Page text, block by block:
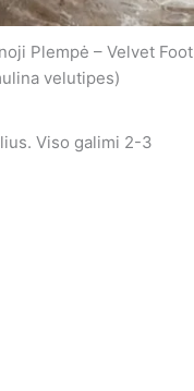
Plempė – Velvet Foot
velutipes)
Viso galimi 2-3